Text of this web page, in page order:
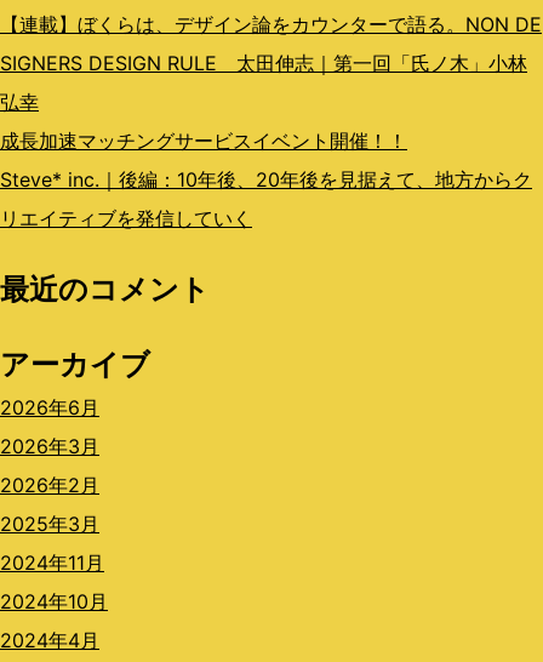
【連載】ぼくらは、デザイン論をカウンターで語る。NON DE
SIGNERS DESIGN RULE 太田伸志｜第一回「氏ノ木」小林
弘幸
成長加速マッチングサービスイベント開催！！
Steve* inc.｜後編：10年後、20年後を見据えて、地方からク
リエイティブを発信していく
最近のコメント
アーカイブ
2026年6月
2026年3月
2026年2月
2025年3月
2024年11月
2024年10月
2024年4月